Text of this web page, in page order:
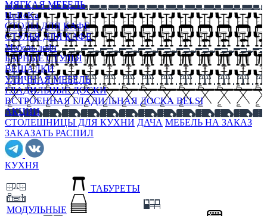
МЯГКАЯ МЕБЕЛЬ
HoReKa
СТОЛЫ ДЛЯ КАФЕ
СТУЛЬЯ ДЛЯ КАФЕ
Мебель лофт
БАРНЫЕ СТУЛЬЯ
ВЕШАЛКИ
УЛИЧНАЯ МЕБЕЛЬ
ГЛАДИЛЬНЫЕ ДОСКИ
ВСТРОЕННАЯ ГЛАДИЛЬНАЯ ДОСКА BELSI
АКЦИИ
СТОЛЕШНИЦЫ ДЛЯ КУХНИ ДАЧА МЕБЕЛЬ НА ЗАКАЗ
ЗАКАЗАТЬ РАСПИЛ
КУХНЯ
МОДУЛЬНЫЕ
ТАБУРЕТЫ